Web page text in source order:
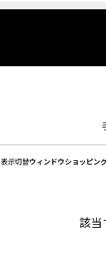
表示切替ウィンドウショッピン
該当